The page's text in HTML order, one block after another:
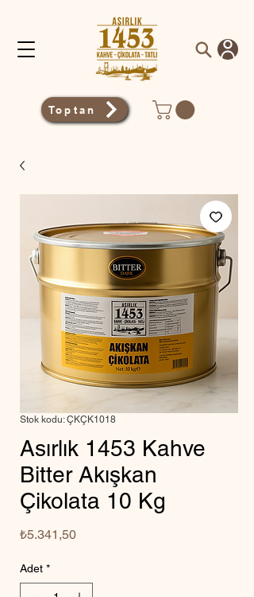
Toptan
Stok kodu: ÇKÇK1018
Asırlık 1453 Kahve
Bitter Akışkan
Çikolata 10 Kg
₺5.341,50Fiyat
Adet *